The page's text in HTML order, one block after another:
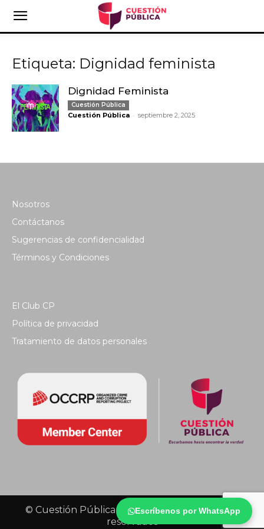
Escríbenos por WhatsApp
Etiqueta: Dignidad feminista
Dignidad Feminista
Cuestión Pública
Cuestión Pública - septiembre 2, 2025
Nosotros
Contáctanos
Sugerencias de confidencialidad
Términos y Condiciones
El Club CP
Política de privacidad
Tratamiento de datos personales
© Cuestión Pública 2018 - Todos los derechos
reservados